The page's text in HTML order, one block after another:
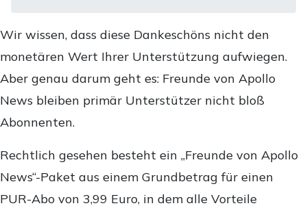
Wir wissen, dass diese Dankeschöns nicht den
monetären Wert Ihrer Unterstützung aufwiegen.
Aber genau darum geht es: Freunde von Apollo
News bleiben primär Unterstützer nicht bloß
Abonnenten.
Rechtlich gesehen besteht ein „Freunde von Apollo
News“-Paket aus einem Grundbetrag für einen
PUR-Abo von 3,99 Euro, in dem alle Vorteile